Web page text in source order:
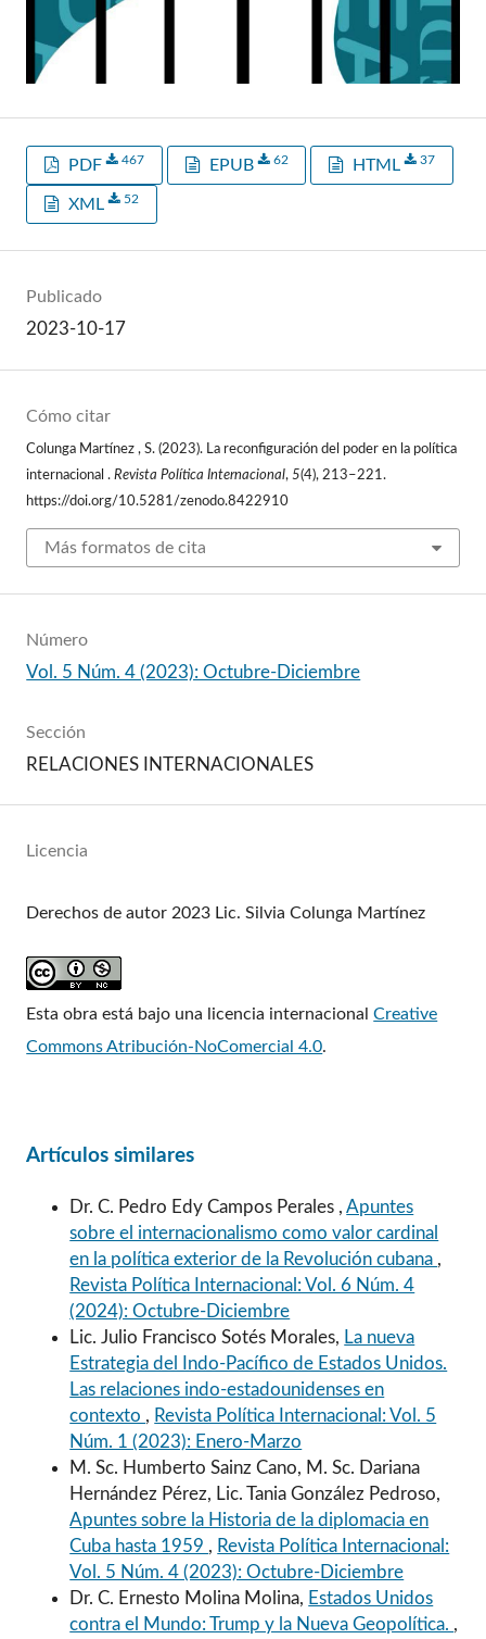
PDF 467 EPUB 62 HTML 37
XML 52
Publicado
2023-10-17
Cómo citar
Colunga Martínez , S. (2023). La reconfiguración del poder en la política
internacional .Revista Política Internacional, 5(4), 213–221.
https://doi.org/10.5281/zenodo.8422910
Más formatos de cita
Número
Vol. 5 Núm. 4 (2023): Octubre-Diciembre
Sección
RELACIONES INTERNACIONALES
Licencia
Derechos de autor 2023 Lic. Silvia Colunga Martínez
Esta obra está bajo una licencia internacionalCreative
Commons Atribución-NoComercial 4.0.
Artículos similares
Dr. C. Pedro Edy Campos Perales ,Apuntes
sobre el internacionalismo como valor cardinal
en la política exterior de la Revolución cubana ,
Revista Política Internacional: Vol. 6 Núm. 4
(2024): Octubre-Diciembre
Lic. Julio Francisco Sotés Morales, La nueva
Estrategia del Indo-Pacífico de Estados Unidos.
Las relaciones indo-estadounidenses en
contexto , Revista Política Internacional: Vol. 5
Núm. 1 (2023): Enero-Marzo
M. Sc. Humberto Sainz Cano, M. Sc. Dariana
Hernández Pérez, Lic. Tania González Pedroso,
Apuntes sobre la Historia de la diplomacia en
Cuba hasta 1959 , Revista Política Internacional:
Vol. 5 Núm. 4 (2023): Octubre-Diciembre
Dr. C. Ernesto Molina Molina, Estados Unidos
contra el Mundo: Trump y la Nueva Geopolítica. ,